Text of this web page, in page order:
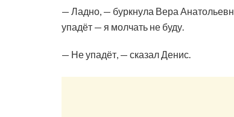
— Ладно, — буркнула Вера
упадёт — я молчать не буду.
— Не упадёт, — сказал Денис.